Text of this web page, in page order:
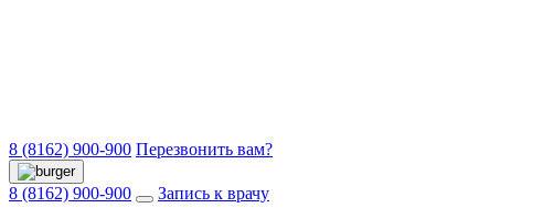
8 (8162) 900-900 Перезвонить вам?
8 (8162) 900-900
Запись к врачу